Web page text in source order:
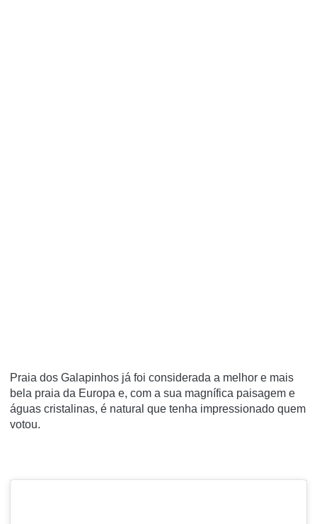
Praia dos Galapinhos já foi considerada a melhor e mais
bela praia da Europa e, com a sua magnífica paisagem e
águas cristalinas, é natural que tenha impressionado quem
votou.